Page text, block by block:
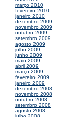
março 2010
fevereiro 2010
janeiro 2010
dezembro 2009
novembro 2009
outubro 2009
setembro 2009
agosto 2009
julho 2009
junho 2009
maio 2009
abril 2009
março 2009
fevereiro 2009
janeiro 2009
dezembro 2008
novembro 2008
outubro 2008
setembro 2008
agosto 2008